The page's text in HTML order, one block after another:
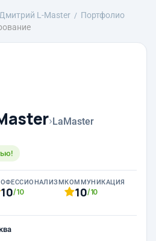
Дмитрий L-Master
Портфолио
›LaMaster
10/10
КОММУНИКАЦИЯ
10/10